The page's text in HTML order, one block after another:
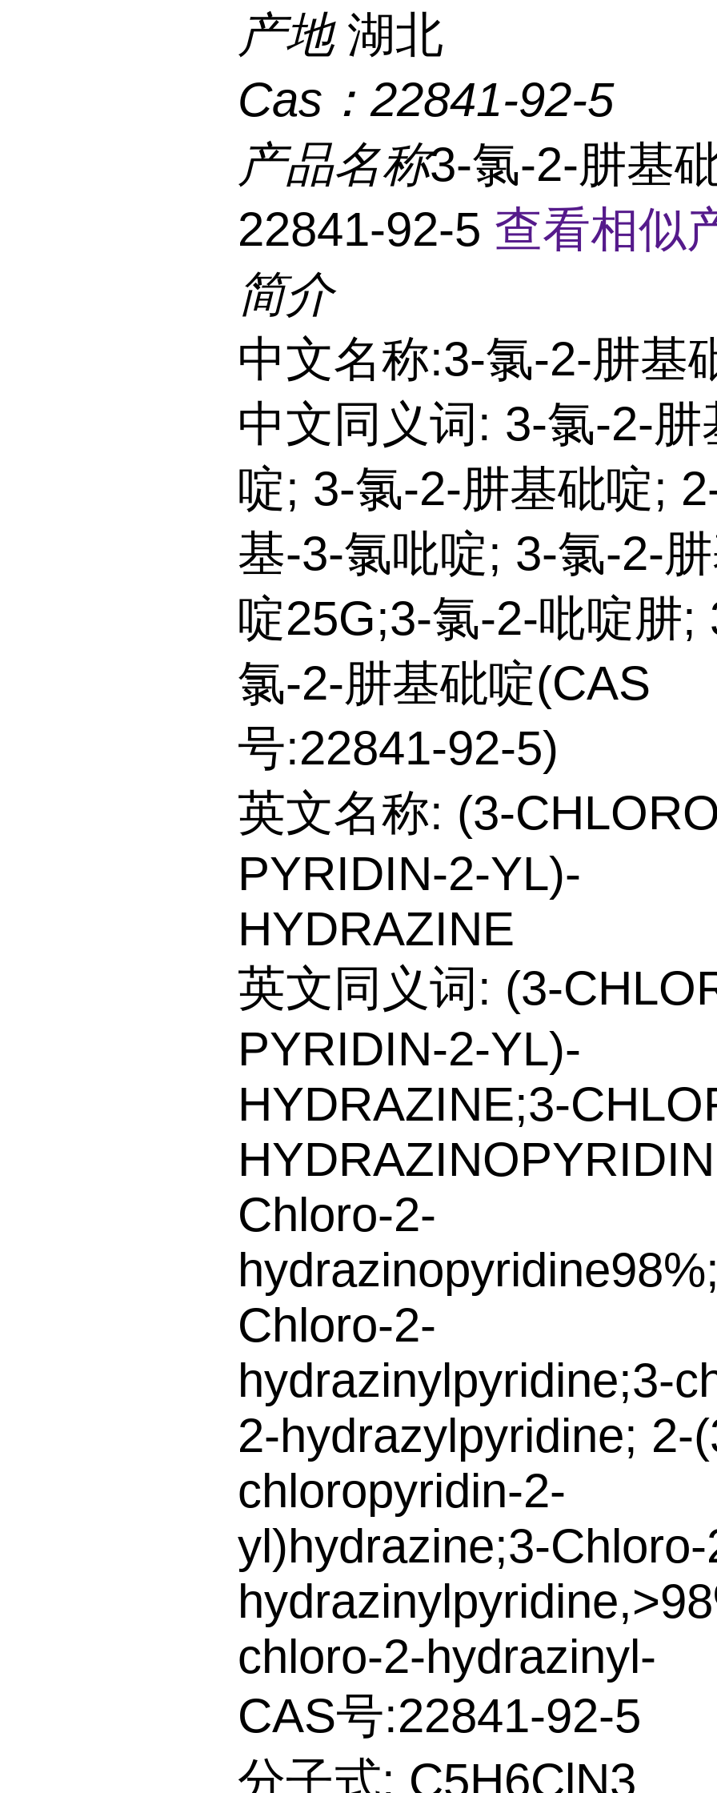
产地 湖北
Cas： 22841-92-5
产品名称3-氯-2-肼基
22841-92-5 查看相似
简介
中文名称:3-氯-2-肼基
中文同义词: 3-氯-2-肼
啶; 3-氯-2-肼基砒啶;
基-3-氯吡啶; 3-氯-2-
啶25G;3-氯-2-吡啶肼;
氯-2-肼基砒啶(CAS
号:22841-92-5)
英文名称: (3-
PYRIDIN-2-YL)-
HYDRAZINE
英文同义词: (3-
PYRIDIN-2-YL)-
HYDRAZINE;3-
Chloro-2-
Chloro-2-
hydrazinylpyridine;3-
2-hydrazylpyridine; 2-
chloropyridin-2-
yl)hydrazine;3-Chloro-
chloro-2-hydrazinyl-
CAS号:22841-92-5
分子式: C5H6ClN3